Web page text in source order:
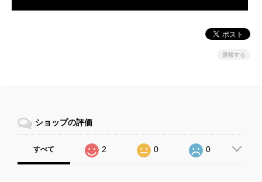
通報する
ショップの評価
すべて 2 0 0